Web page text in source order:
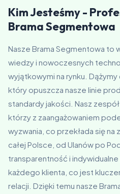
Kim Jesteśmy -
Brama Segmentowa
Nasze Brama Segmentowa to
wiedzy i nowoczesnych
wyjątkowymi na rynku.
który opuszcza nasze linie
standardy jakości. Nasz
którzy z zaangażowaniem
wyzwania, co przekłada się
całej Polsce, od Ulanów po
transparentność i
każdego klienta, co jest
relacji. Dzięki temu nasze